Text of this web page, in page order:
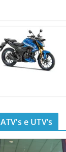
ATV’s e UTV’s